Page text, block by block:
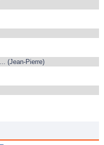
(Jean-Pierre)